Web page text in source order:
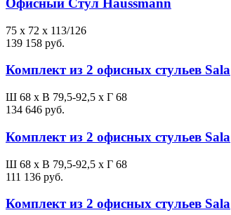
Офисный Стул Haussmann
75 x 72 x 113/126
139 158 руб.
Комплект из 2 офисных стульев Sala
Ш 68 x В 79,5-92,5 x Г 68
134 646 руб.
Комплект из 2 офисных стульев Sala
Ш 68 x В 79,5-92,5 x Г 68
111 136 руб.
Комплект из 2 офисных стульев Sala